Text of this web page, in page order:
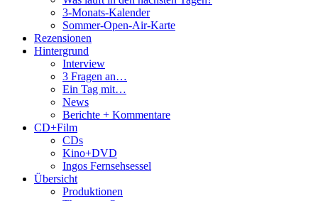
3-Monats-Kalender
Sommer-Open-Air-Karte
Rezensionen
Hintergrund
Interview
3 Fragen an…
Ein Tag mit…
News
Berichte + Kommentare
CD+Film
CDs
Kino+DVD
Ingos Fernsehsessel
Übersicht
Produktionen